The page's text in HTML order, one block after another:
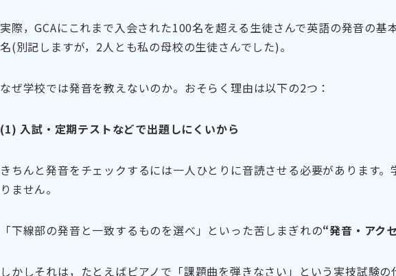
実際，GCAにこれまで入会された100名を超える生徒さんで英語の発音の
名(別記しますが，2人とも私の母校の生徒さんでした)。
なぜ学校では発音を教えないのか。おそらく理由は以下の2つ：
(1) 入試・定期テストなどで出題しにくいから
きちんと発音をチェックするには一人ひとりに音読させる必要があります
りません。
「下線部の発音と一致するものを選べ」といった苦しまぎれの“発音・アク
しかしそれは，たとえばピアノで「課題曲を弾きなさい」という実技試験